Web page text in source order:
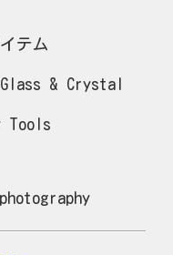
テム
& Crystal
Tools